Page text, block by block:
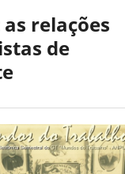
relações
de